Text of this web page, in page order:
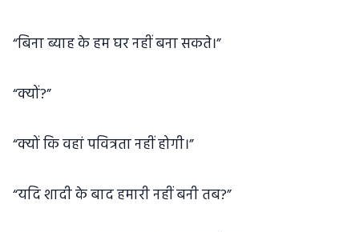
“बिना ब्याह के हम घर नहीं बना सकते।”
“क्यों?”
“क्यों कि वहां पवित्रता नहीं होगी।”
“यदि शादी के बाद हमारी नहीं बनी तब?”